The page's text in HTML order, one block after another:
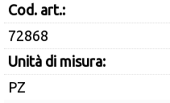
Cod. art.:
72868
Unità di misura:
PZ